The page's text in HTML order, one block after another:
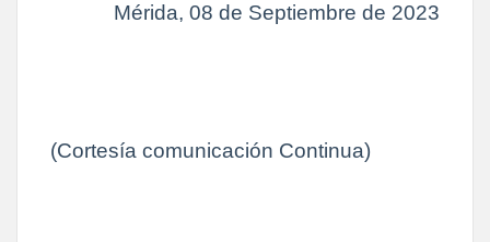
Mérida, 08 de Septiembre de 2023
(Cortesía comunicación Continua)